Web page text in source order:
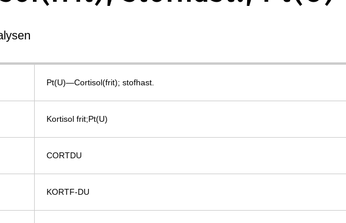
Pt(U)—Cortisol(frit); stofhast.
Kortisol frit;Pt(U)
CORTDU
KORTF-DU